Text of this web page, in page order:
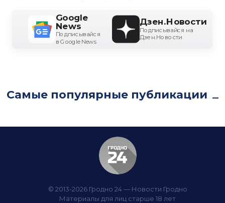
Google
News
Подписывайся
в Google News
Дзен.Новости
Подписывайся на
Дзен.Новости
Самые популярные публикации
© 2013-2026 Гродно 24 — Новости Гродно
Материалы для лиц старше 18 лет